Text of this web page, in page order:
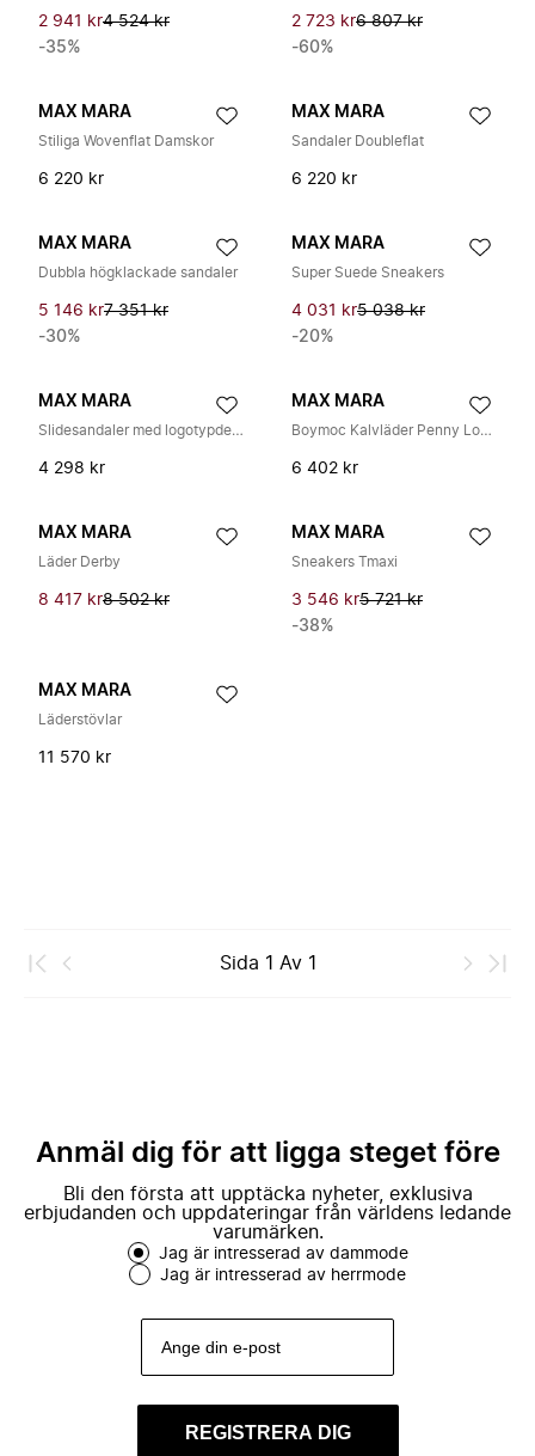
2 941 kr4 524 kr
-35%
2 723 kr6 807 kr
-60%
MAX MARA
Stiliga Wovenflat Damskor
6 220 kr
MAX MARA
Sandaler Doubleflat
6 220 kr
MAX MARA
Dubbla högklackade sandaler
5 146 kr7 351 kr
-30%
MAX MARA
Super Suede Sneakers
4 031 kr5 038 kr
-20%
MAX MARA
Slidesandaler med logotypdetalj
4 298 kr
MAX MARA
Boymoc Kalvläder Penny Loafers
6 402 kr
MAX MARA
Läder Derby
8 417 kr8 502 kr
MAX MARA
Sneakers Tmaxi
3 546 kr5 721 kr
-38%
MAX MARA
Läderstövlar
11 570 kr
Sida 1 Av 1
Anmäl dig för att ligga steget före
Bli den första att upptäcka nyheter, exklusiva
erbjudanden och uppdateringar från världens ledande
varumärken.
Jag är intresserad av dammode
Jag är intresserad av herrmode
REGISTRERA DIG